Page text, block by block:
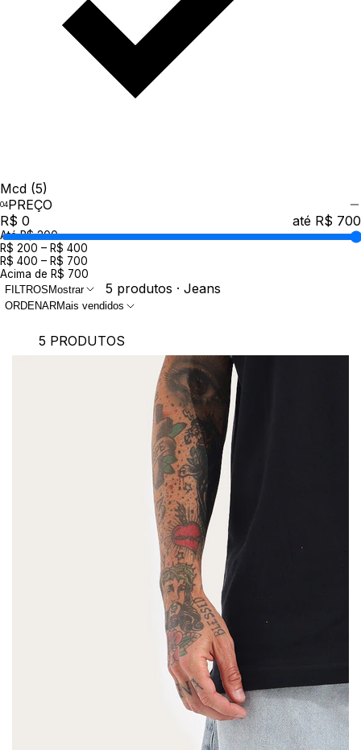
Mcd (5)
PREÇO
R$ 0
até R$ 700
Até R$ 200
R$ 200 – R$ 400
R$ 400 – R$ 700
Acima de R$ 700
FILTROS Mostrar 5 produtos · Jeans
ORDENARMais vendidos
5 PRODUTOS